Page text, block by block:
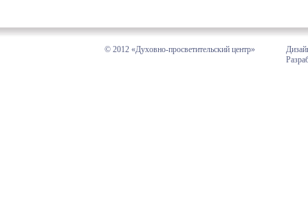
© 2012 «Духовно-просветительский центр»